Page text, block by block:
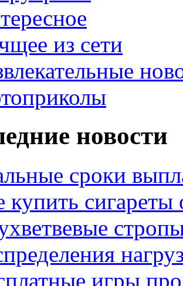
из сети
новости
сроки
купить
игры